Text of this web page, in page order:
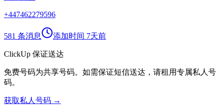
+447462279596
581 条消息 添加时间 7天前
ClickUp 保证送达
免费号码为共享号码。如需保证短信送达，请租用专属私人号
码。
获取私人号码 →